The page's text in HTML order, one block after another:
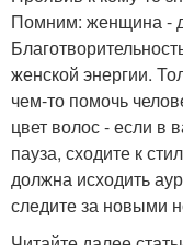
Помним: женщина -
женской энергии.
чем-то помочь
цвет волос - если в
пауза, сходите к
должна исходить
следите за новыми